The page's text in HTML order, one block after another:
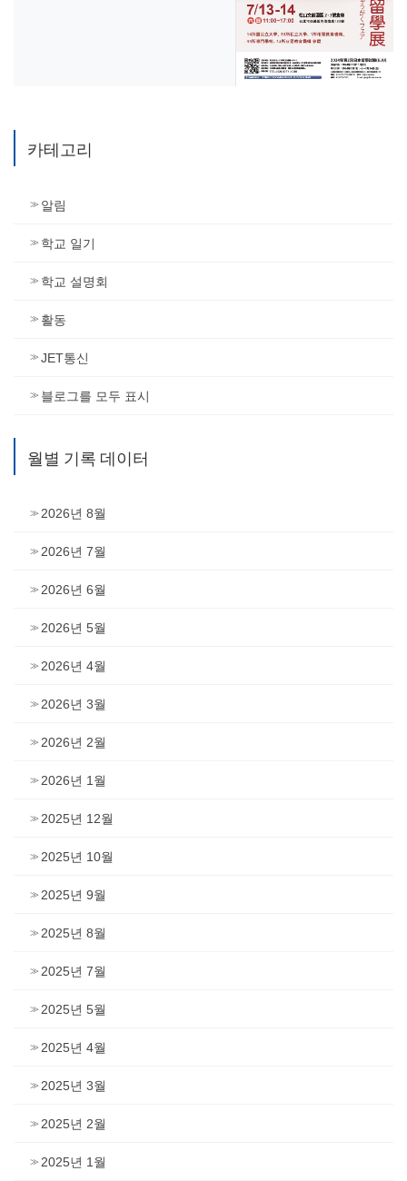
카테고리
알림
학교 일기
학교 설명회
활동
JET통신
블로그를 모두 표시
월별 기록 데이터
2026년 8월
2026년 7월
2026년 6월
2026년 5월
2026년 4월
2026년 3월
2026년 2월
2026년 1월
2025년 12월
2025년 10월
2025년 9월
2025년 8월
2025년 7월
2025년 5월
2025년 4월
2025년 3월
2025년 2월
2025년 1월